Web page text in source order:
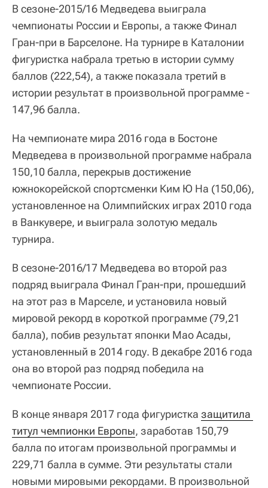
В сезоне-2015/16 Медведева выиграла
чемпионаты России и Европы, а также Финал
Гран-при в Барселоне. На турнире в Каталонии
фигуристка набрала третью в истории сумму
баллов (222,54), а также показала третий в
истории результат в произвольной программе -
147,96 балла.
На чемпионате мира 2016 года в Бостоне
Медведева в произвольной программе набрала
150,10 балла, перекрыв достижение
южнокорейской спортсменки Ким Ю На (150,06),
установленное на Олимпийских играх 2010 года
в Ванкувере, и выиграла золотую медаль
турнира.
В сезоне-2016/17 Медведева во второй раз
подряд выиграла Финал Гран-при, прошедший
на этот раз в Марселе, и установила новый
мировой рекорд в короткой программе (79,21
балла), побив результат японки Мао Асады,
установленный в 2014 году. В декабре 2016 года
она во второй раз подряд победила на
чемпионате России.
В конце января 2017 года фигуристка защитила
титул чемпионки Европы, заработав 150,79
балла по итогам произвольной программы и
229,71 балла в сумме. Эти результаты стали
новыми мировыми рекордами. В произвольной